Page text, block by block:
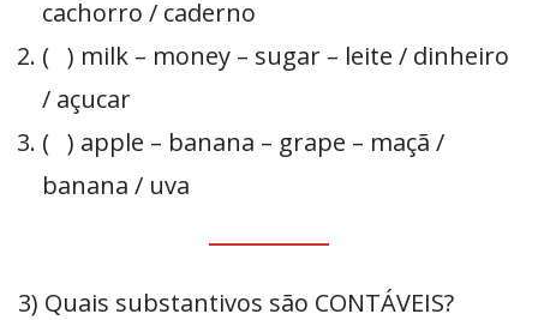
cachorro / caderno
( ) milk – money – sugar – leite / dinheiro
/ açucar
( ) apple – banana – grape – maçã /
banana / uva
3) Quais substantivos são CONTÁVEIS?